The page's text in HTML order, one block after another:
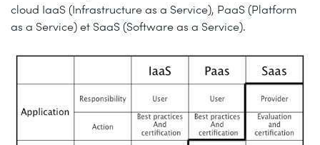
cloud IaaS (Infrastructure as a Service), PaaS (Platform
as a Service) et SaaS (Software as a Service).